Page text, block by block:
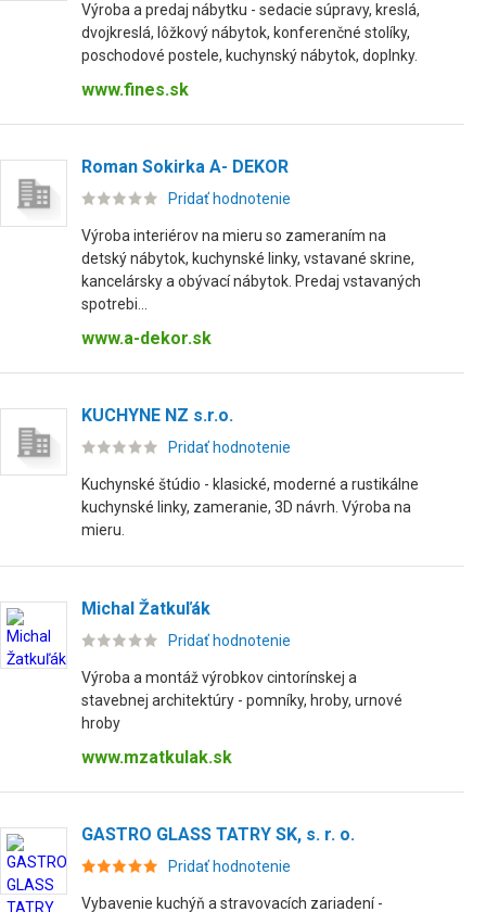
Výroba a predaj nábytku - sedacie súpravy, kreslá,
dvojkreslá, lôžkový nábytok, konferenčné stolíky,
poschodové postele, kuchynský nábytok, doplnky.
www.fines.sk
Roman Sokirka A- DEKOR
Pridať hodnotenie
Výroba interiérov na mieru so zameraním na
detský nábytok, kuchynské linky, vstavané skrine,
kancelársky a obývací nábytok. Predaj vstavaných
spotrebi...
www.a-dekor.sk
KUCHYNE NZ s.r.o.
Pridať hodnotenie
Kuchynské štúdio - klasické, moderné a rustikálne
kuchynské linky, zameranie, 3D návrh. Výroba na
mieru.
Michal Žatkuľák
Pridať hodnotenie
Výroba a montáž výrobkov cintorínskej a
stavebnej architektúry - pomníky, hroby, urnové
hroby
www.mzatkulak.sk
GASTRO GLASS TATRY SK, s. r. o.
Pridať hodnotenie
Vybavenie kuchýň a stravovacích zariadení -